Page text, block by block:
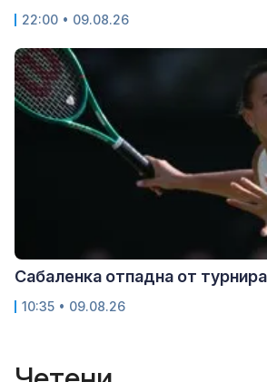
22:00 • 09.08.26
Сабаленка отпадна от
10:35 • 09.08.26